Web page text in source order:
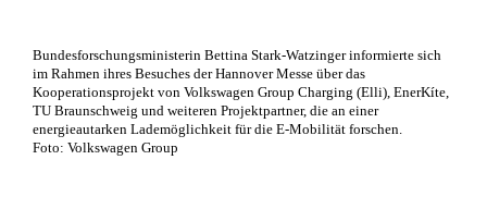
Bundesforschungsministerin Bettina Stark-Watzinger informierte sich
im Rahmen ihres Besuches der Hannover Messe über das
Kooperationsprojekt von Volkswagen Group Charging (Elli), EnerKíte,
TU Braunschweig und weiteren Projektpartner, die an einer
energieautarken Lademöglichkeit für die E-Mobilität forschen.
Foto: Volkswagen Group